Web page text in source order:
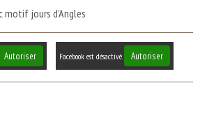
motif jours d'Angles
Autoriser Facebook est désactivé. Autoriser